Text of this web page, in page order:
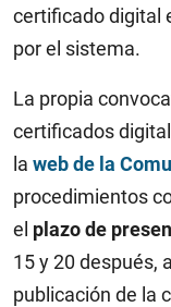
certificado digital
por el sistema.
La propia
certificados
la web de la
procedimientos
el plazo de
15 y 20 después,
publicación de la